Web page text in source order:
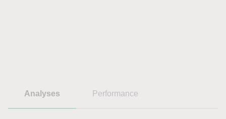
Analyses Performance